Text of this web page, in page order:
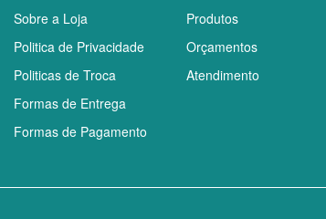
Sobre a Loja
Politica de Privacidade
Politicas de Troca
Formas de Entrega
Formas de Pagamento
Produtos
Orçamentos
Atendimento